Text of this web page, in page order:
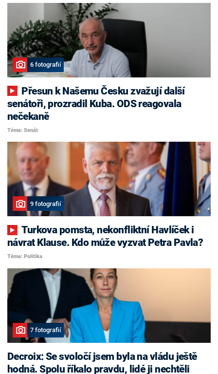
6 fotografií
senátoři, prozradil Kuba. ODS reagovala
nečekaně
Téma: Senát
9 fotografií
Turkova pomsta, nekonfliktní Havlíček i
návrat Klause. Kdo může vyzvat Petra Pavla?
Téma: Politika
7 fotografií
Decroix: Se svoločí jsem byla na vládu ještě
hodná. Spolu říkalo pravdu, lidé ji nechtěli